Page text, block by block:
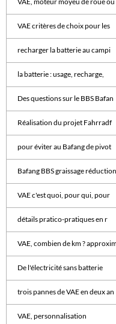
VAE critères de choix pour les
recharger la batterie au campi
la batterie : usage, recharge,
Des questions sur le BBS Bafan
Réalisation du projet Fahrradf
pour éviter au Bafang de pivot
Bafang BBS graissage réduction
VAE c'est quoi, pour qui, pour
détails pratico-pratiques en r
VAE, combien de km ?
De l'électricité sans batterie
trois pannes de VAE en deux an
VAE, personnalisation